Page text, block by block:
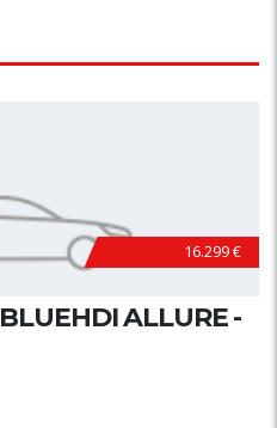
16.299 €
ALLURE -